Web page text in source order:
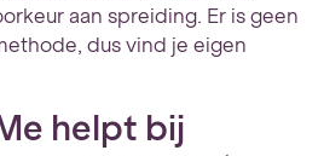
aan spreiding. Er is geen
dus vind je eigen
helpt bij